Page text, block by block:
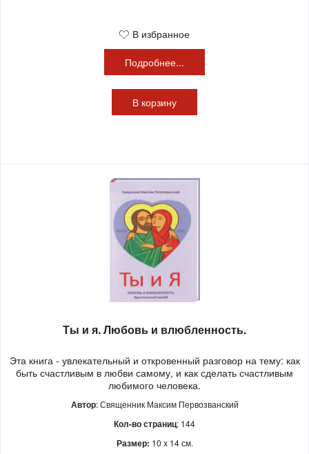
В избранное
Подробнее...
В корзину
Ты и я. Любовь и влюбленность.
Эта книга - увлекательный и откровенный разговор на тему: как
быть счастливым в любви самому, и как сделать счастливым
любимого человека.
Автор: Священник Максим Первозванский
Кол-во страниц: 144
Размер: 10 x 14 см.